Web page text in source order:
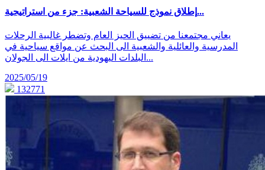
إطلاق نموذج للسياحة الشعبية: جزء من استراتيجية...
يعاني مجتمعنا من تضييق الحيز العام وتضطر غالبية الرحلات
المدرسية والعائلية والشعبية الى البحث عن مواقع سياحية في
البلدات اليهودية من ايلات الى الجولان...
2025/05/19
132771